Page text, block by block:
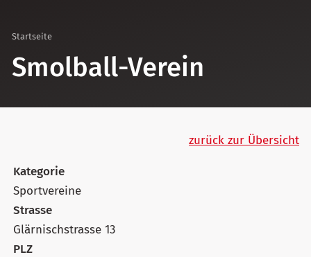
Startseite
Smolball-Verein
zurück zur Übersicht
Kategorie
Sportvereine
Strasse
Glärnischstrasse 13
PLZ